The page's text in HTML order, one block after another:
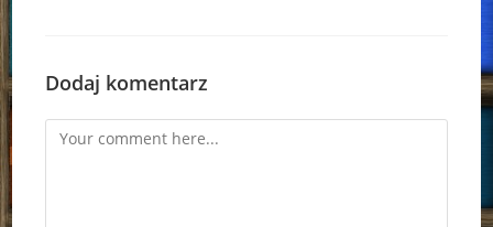
Dodaj komentarz
Comment